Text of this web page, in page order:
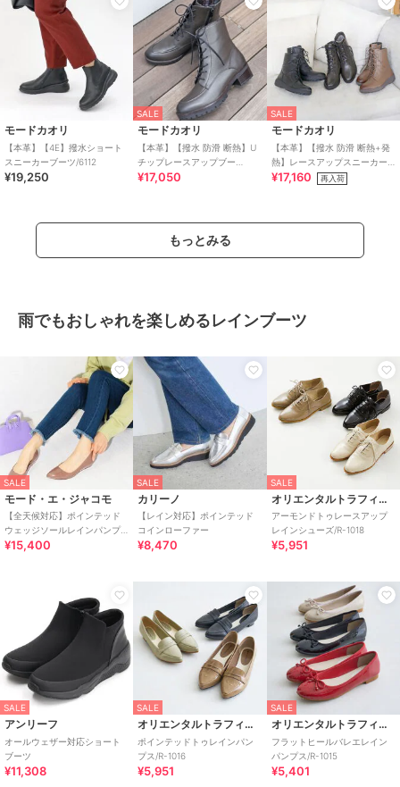
モードカオリ
【本革】【4E】撥水ショート
スニーカーブーツ/6112
¥19,250
SALE
モードカオリ
【本革】【撥水 防滑 断熱】U
チップレースアップブー
ツ/21480
¥17,050
SALE
モードカオリ
【本革】【撥水 防滑 断熱+発
熱】レースアップスニーカー
ブーツ/21495
¥17,160 再入荷
もっとみる
雨でもおしゃれを楽しめるレインブーツ
SALE
モード・エ・ジャコモ
【全天候対応】ポインテッド
ウェッジソールレインパンプ
ス
¥15,400
SALE
カリーノ
【レイン対応】ポインテッド
コインローファー
¥8,470
SALE
オリエンタルトラフィック
アーモンドトゥレースアップ
レインシューズ/R-1018
¥5,951
SALE
アンリーフ
オールウェザー対応ショート
ブーツ
¥11,308
SALE
オリエンタルトラフィック
ポインテッドトゥレインパン
プス/R-1016
¥5,951
SALE
オリエンタルトラフィック
フラットヒールバレエレイン
パンプス/R-1015
¥5,401